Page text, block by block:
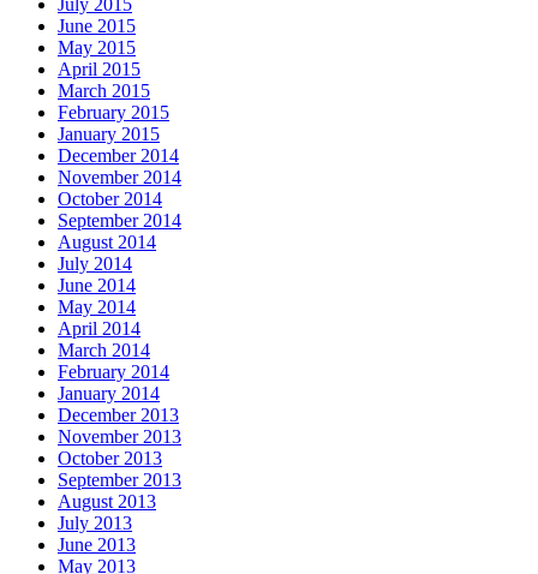
June 2015
May 2015
April 2015
March 2015
February 2015
January 2015
December 2014
November 2014
October 2014
September 2014
August 2014
July 2014
June 2014
May 2014
April 2014
March 2014
February 2014
January 2014
December 2013
November 2013
October 2013
September 2013
August 2013
July 2013
June 2013
May 2013